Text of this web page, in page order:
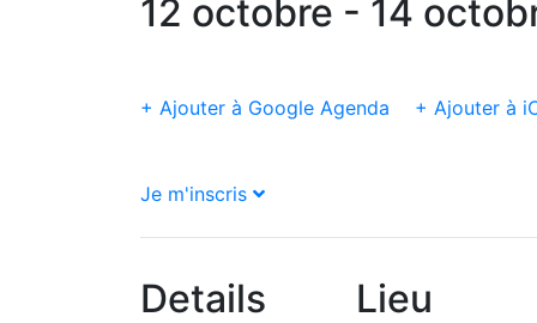
12 octobre - 14
+ Ajouter à Google Agenda + Ajouter à
Je m'inscris
Details Lieu